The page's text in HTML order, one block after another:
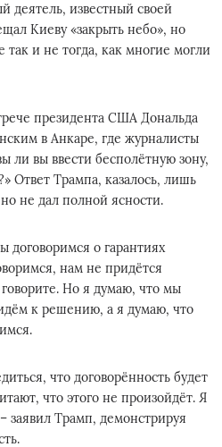
деятель, известный своей
Киеву «закрыть небо», но
так и не тогда, как многие могли
президента США Дональда
в Анкаре, где журналисты
ли вы ввести бесполётную зону,
Ответ Трампа, казалось, лишь
не дал полной ясности.
договоримся о гарантиях
нам не придётся
Но я думаю, что мы
к решению, а я думаю, что
что договорённость будет
что этого не произойдёт. Я
заявил Трамп, демонстрируя